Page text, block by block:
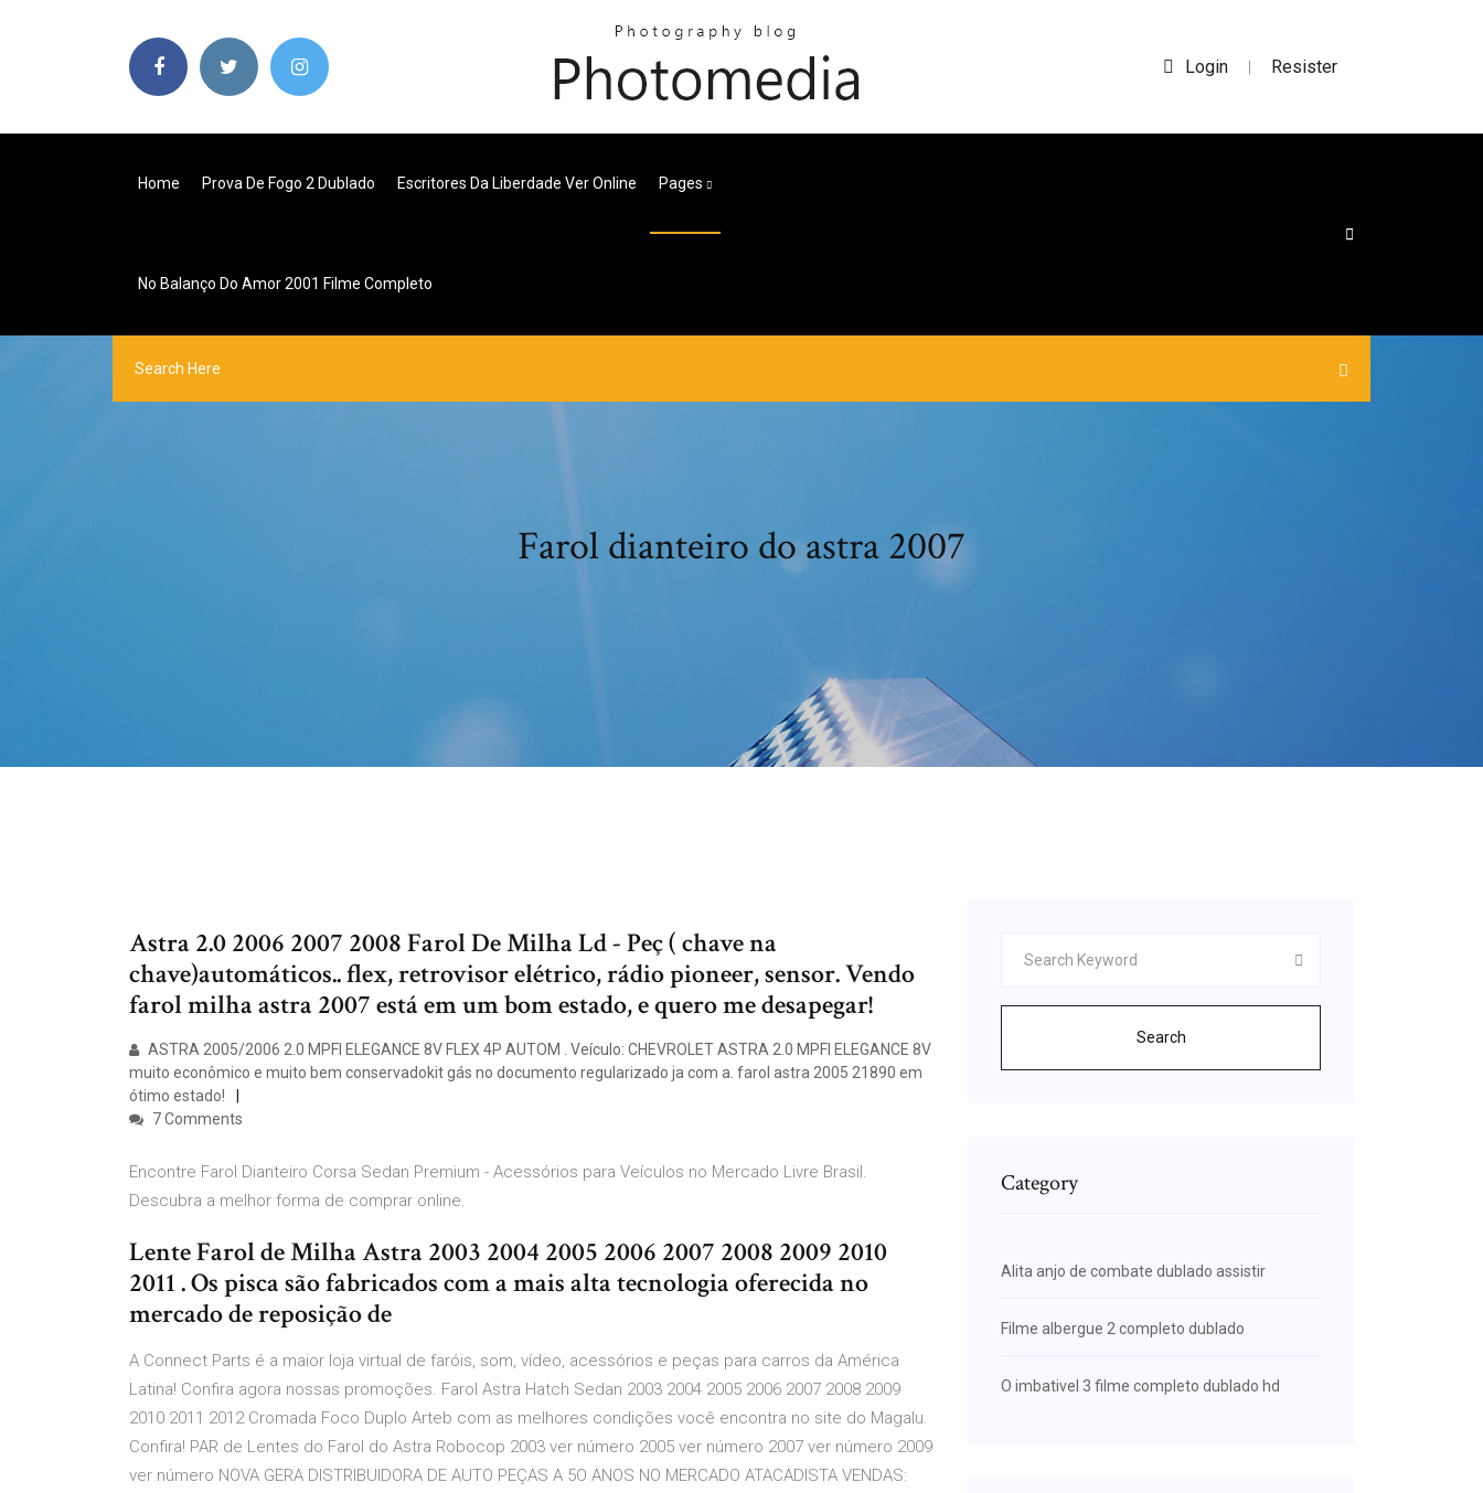
Login | Resister
Home Prova De Fogo 2 Dublado Escritores Da Liberdade Ver Online Pages
No Balanço Do Amor 2001 Filme Completo
Farol dianteiro do astra 2007
Astra 2.0 2006 2007 2008 Farol De Milha Ld - Peç ( chave na
chave)automáticos.. flex, retrovisor elétrico, rádio pioneer, sensor. Vendo
farol milha astra 2007 está em um bom estado, e quero me desapegar!
ASTRA 2005/2006 2.0 MPFI ELEGANCE 8V FLEX 4P AUTOM . Veículo: CHEVROLET ASTRA 2.0 MPFI ELEGANCE 8V
muito econômico e muito bem conservadokit gás no documento regularizado ja com a. farol astra 2005 21890 em
ótimo estado!
7 Comments
Encontre Farol Dianteiro Corsa Sedan Premium - Acessórios para Veículos no Mercado Livre Brasil.
Descubra a melhor forma de comprar online.
Lente Farol de Milha Astra 2003 2004 2005 2006 2007 2008 2009 2010
2011 . Os pisca são fabricados com a mais alta tecnologia oferecida no
mercado de reposição de
A Connect Parts é a maior loja virtual de faróis, som, vídeo, acessórios e peças para carros da América
Latina! Confira agora nossas promoções. Farol Astra Hatch Sedan 2003 2004 2005 2006 2007 2008 2009
2010 2011 2012 Cromada Foco Duplo Arteb com as melhores condições você encontra no site do Magalu.
Confira! PAR de Lentes do Farol do Astra Robocop 2003 ver número 2005 ver número 2007 ver número 2009
ver número NOVA GERA DISTRIBUIDORA DE AUTO PEÇAS A 5O ANOS NO MERCADO ATACADISTA VENDAS:
Search
Category
Alita anjo de combate dublado assistir
Filme albergue 2 completo dublado
O imbativel 3 filme completo dublado hd